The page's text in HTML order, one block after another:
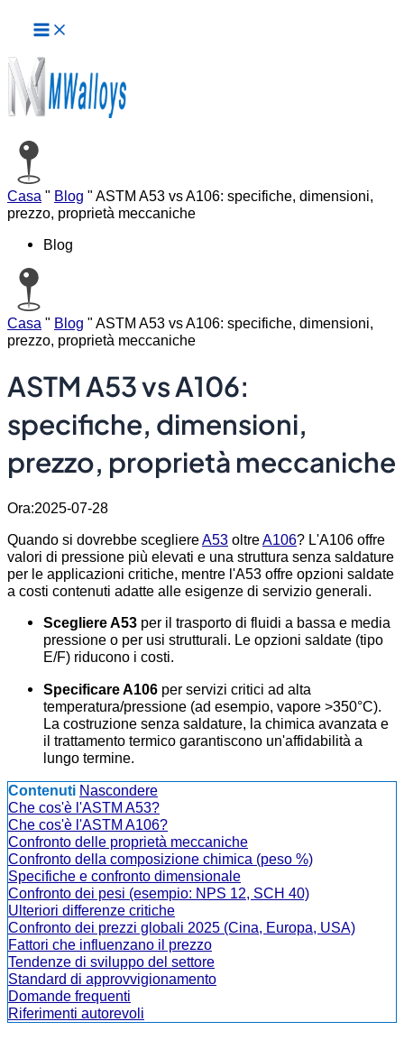
contenuto
principale
Casa " Blog " ASTM A53 vs A106: specifiche, dimensioni,
prezzo, proprietà meccaniche
Blog
Casa " Blog " ASTM A53 vs A106: specifiche, dimensioni,
prezzo, proprietà meccaniche
ASTM A53 vs A106:
specifiche, dimensioni,
prezzo, proprietà meccaniche
Ora:2025-07-28
Quando si dovrebbe scegliereA53 oltreA106? L'A106 offre
valori di pressione più elevati e una struttura senza saldature
per le applicazioni critiche, mentre l'A53 offre opzioni saldate
a costi contenuti adatte alle esigenze di servizio generali.
Scegliere A53 per il trasporto di fluidi a bassa e media
pressione o per usi strutturali. Le opzioni saldate (tipo
E/F) riducono i costi.
Specificare A106 per servizi critici ad alta
temperatura/pressione (ad esempio, vapore >350°C).
La costruzione senza saldature, la chimica avanzata e
il trattamento termico garantiscono un'affidabilità a
lungo termine.
Contenuti Nascondere
Che cos'è l'ASTM A53?
Che cos'è l'ASTM A106?
Confronto delle proprietà meccaniche
Confronto della composizione chimica (peso %)
Specifiche e confronto dimensionale
Confronto dei pesi (esempio: NPS 12, SCH 40)
Ulteriori differenze critiche
Confronto dei prezzi globali 2025 (Cina, Europa, USA)
Fattori che influenzano il prezzo
Tendenze di sviluppo del settore
Standard di approvvigionamento
Domande frequenti
Riferimenti autorevoli